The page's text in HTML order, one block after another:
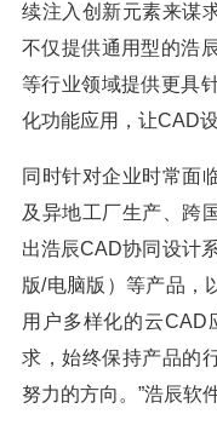
续注入创新元素来谋
不仅提供通用型的浩
等行业领域提供更具
化功能应用，让CAD
同时针对企业时常面
及异地工厂生产、跨
出浩辰CAD协同设计
版/电脑版）等产品，
用户多样化的云CAD
求，始终保持产品的
努力的方向。”浩辰软